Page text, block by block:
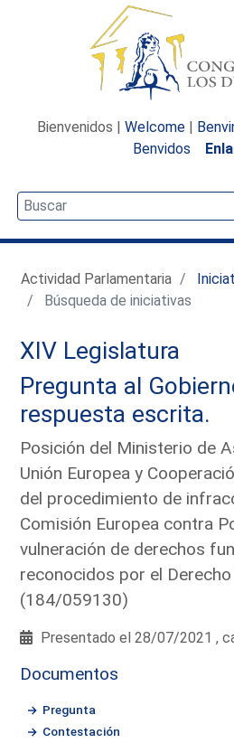
Bienvenidos | Welcome |
Benvidos
Actividad Parlamentaria
Búsqueda de iniciativas
XIV Legislatura
Pregunta al
respuesta escrita.
Posición del Ministerio de
Unión Europea y
del procedimiento de
Comisión Europea contra
vulneración de derechos
reconocidos por el
(184/059130)
Presentado el 28/07/2021 ,
Documentos
Pregunta
Contestación